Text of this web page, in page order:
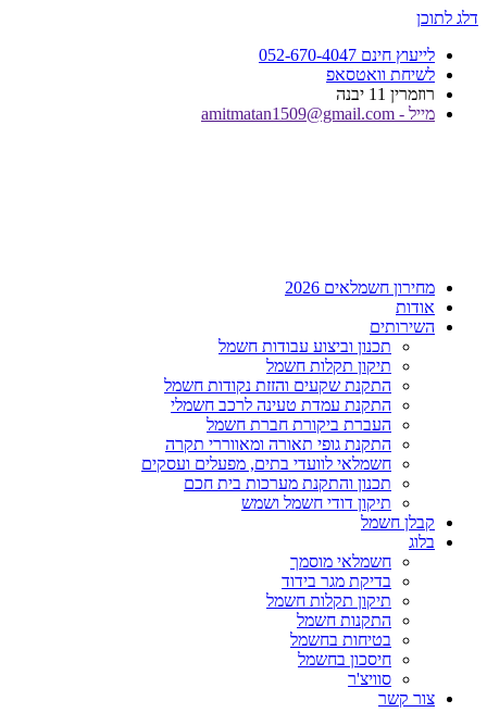
דלג לתוכן
לייעוץ חינם 052-670-4047
לשיחת וואטסאפ
רוזמרין 11 יבנה
מייל - amitmatan1509@gmail.com
מחירון חשמלאים 2026
אודות
השירותים
תכנון וביצוע עבודות חשמל
תיקון תקלות חשמל
התקנת שקעים והזזת נקודות חשמל
התקנת עמדת טעינה לרכב חשמלי
העברת ביקורת חברת חשמל
התקנת גופי תאורה ומאווררי תקרה
חשמלאי לוועדי בתים, מפעלים ועסקים
תכנון והתקנת מערכות בית חכם
תיקון דודי חשמל ושמש
קבלן חשמל
בלוג
חשמלאי מוסמך
בדיקת מגר בידוד
תיקון תקלות חשמל
התקנות חשמל
בטיחות בחשמל
חיסכון בחשמל
סוויצ'ר
צור קשר